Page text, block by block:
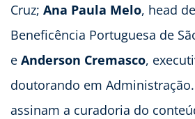
Cruz; Ana Paula Melo, head
Beneficência Portuguesa de
e Anderson Cremasco,
doutorando em
assinam a curadoria do